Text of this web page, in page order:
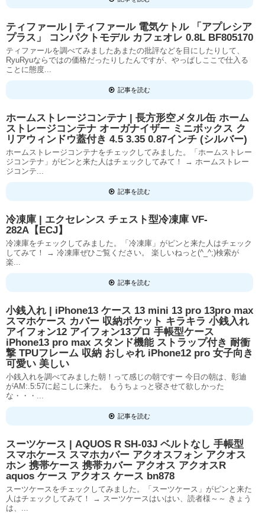
ティファール | ティファール 電気ケトル 「アプレシア
プラス」 コンパクトモデル カフェオレ 0.8L BF805170
ティファールを調べてみましたあまたの批評などを目にしたりして、
RyuRyuならではの価格だったりしたんですが、やっぱしここで仕入る
ことに態度...
記事を読む
ホームストレージコンテナ | 長方形空メタル缶 ホーム
ストレージコンテナ オーガナイザー ミニボックス ク
リアウィンドウ蓋付き 4.5 3.35 0.87インチ (シルバー)
ホームストレージコンテナをチェックしてみました。「ホームストレー
ジコンテナ」がピンと来た人はチェックしてみて！ → ホームストレー
ジコンテ...
記事を読む
冷凍庫 | エクセレンス チェスト型冷凍庫 VF-
282A【ECJ】
冷凍庫をチェックしてみました。「冷凍庫」がピンと来た人はチェック
してみて！ → 冷凍庫ぜひご覧ください。 楽しいねっと(^_^;)検索が
楽...
記事を読む
小銭入れ | iPhone13 ケース 13 mini 13 pro 13pro max
スマホケース カバー 収納ポケット キラキラ 小銭入れ
アイフォン12 アイフォン13プロ 手帳型ケース
iPhone13 pro max スタンド機能 ストラップ付き 耐衝
撃 TPUフレーム 収納 おしゃれ iPhone12 pro 女子向き
可愛い 美しい
小銭入れを調べてみました朝！って感じの朝ですー 今日の朝は、彰迪
がAM:.5:57に起こしに来た。 もうちょっと寝させて欲しかった
な・・・...
記事を読む
スーツケース | AQUOS R SH-03J ベルトなし 手帳型
スマホケース スマホカバー アクオスフォン アクオス
ホン 携帯ケース 携帯カバー アクオス アクオスR
aquos ケース アクオス ケース bn878
スーツケースをチェックしてみました。「スーツケース」がピンと来た
人はチェックしてみて！ → スーツケースはいはい、読者様～～ きょう
は、...